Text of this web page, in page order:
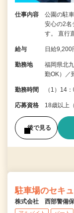
仕事内容
公園の駐
安心の2名
す。 直行
給与 日給9,200
勤務地
福岡県北
勤OK）／
勤務時間 （1）14
応募資格 18歳以上
後で見る
駐車場のセキ
株式会社 西部警備